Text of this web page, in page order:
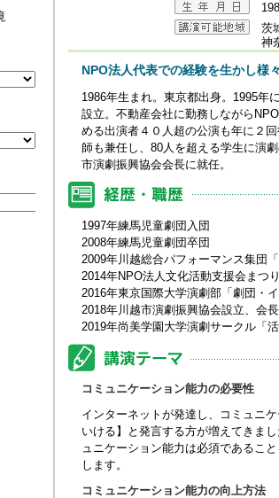
ナ
人
茨
神
NPO法人代表での経験を生かし様
1986年生まれ。東京都出身。1995年
設立。不動産会社に勤務しながら
める出演者４０人超の公演も年に２
師も兼任し、80人を超える学生に演
市演劇振興協会会長に就任。
1997年練馬児童劇団入団
2008年練馬児童劇団卒団
2009年川越総合パフォーマンス集団
2014年NPO法人文化活動支援会まつ
2016年東京国際大学演劇部「劇団・
2018年川越市演劇振興協会設立、会
2019年尚美学園大学演劇サークル「
コミュニケーション能力の必要性
インターネットが発達し、コミュニ
いける】と発言する方が増えてきま
ュニケーション能力は必須であるこ
します。
コミュニケーション能力の向上方法